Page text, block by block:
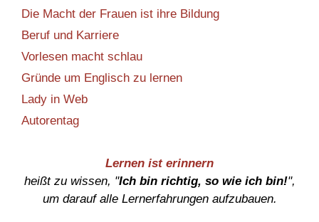
Die Macht der Frauen ist ihre Bildung
Beruf und Karriere
Vorlesen macht schlau
Gründe um Englisch zu lernen
Lady in Web
Autorentag
Lernen ist erinnern
heißt zu wissen, "Ich bin richtig, so wie ich bin!",
um darauf alle Lernerfahrungen aufzubauen.